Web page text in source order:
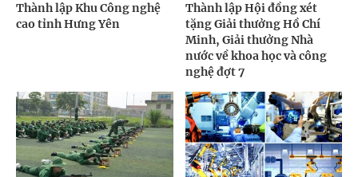
Thành lập Khu Công nghệ
cao tỉnh Hưng Yên
Thành lập Hội đồng xét
tặng Giải thưởng Hồ Chí
Minh, Giải thưởng Nhà
nước về khoa học và công
nghệ đợt 7